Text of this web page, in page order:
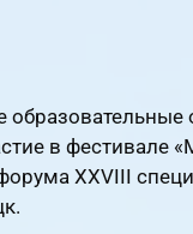
в фестивале
XXVIII